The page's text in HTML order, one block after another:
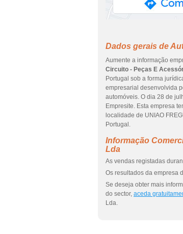
Dados gerais de
Aumente a informação
Circuito - Peças E
Portugal sob a forma
empresarial desenvolvida
automóveis. O dia 28 de
Empresite. Esta empresa
localidade de UNIAO
Portugal.
Informação
Lda
As vendas registadas
Os resultados da empresa
Se deseja obter mais
do sector, aceda
Lda.